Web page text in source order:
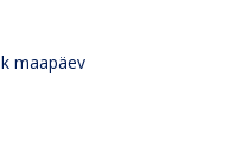
maapäev